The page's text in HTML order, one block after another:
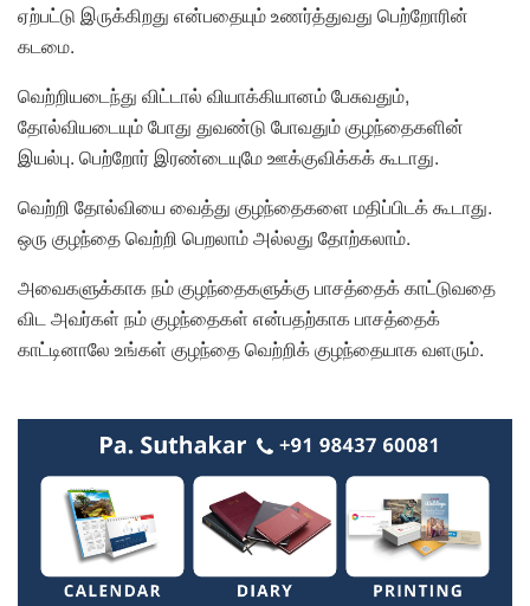
ஏற்பட்டு இருக்கிறது என்பதையும் உணர்த்துவது பெற்றோரின்
கடமை.
வெற்றியடைந்து விட்டால் வியாக்கியானம் பேசுவதும்,
தோல்வியடையும் போது துவண்டு போவதும் குழந்தைகளின்
இயல்பு. பெற்றோர் இரண்டையுமே ஊக்குவிக்கக் கூடாது.
வெற்றி தோல்வியை வைத்து குழந்தைகளை மதிப்பிடக் கூடாது.
ஒரு குழந்தை வெற்றி பெறலாம் அல்லது தோற்கலாம்.
அவைகளுக்காக நம் குழந்தைகளுக்கு பாசத்தைக் காட்டுவதை
விட அவர்கள் நம் குழந்தைகள் என்பதற்காக பாசத்தைக்
காட்டினாலே உங்கள் குழந்தை வெற்றிக் குழந்தையாக வளரும்.